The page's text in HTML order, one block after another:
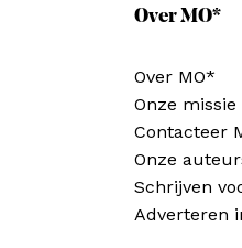
Over MO*
Over MO*
Onze missie
Contacteer
Onze
Schrijven
Adverteren